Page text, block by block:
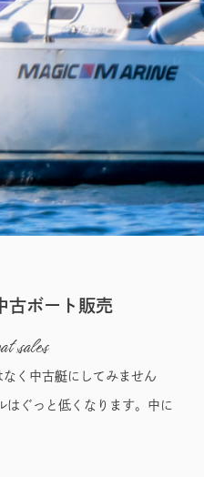
古ボート販売
sales
く中古艇にしてみません
はぐっと低くなります。中に